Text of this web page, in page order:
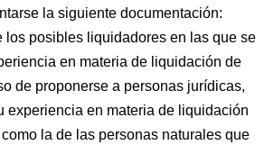
la siguiente documentación:
los posibles liquidadores en las que se
en materia de liquidación de
de proponerse a personas jurídicas,
experiencia en materia de liquidación
la de las personas naturales que